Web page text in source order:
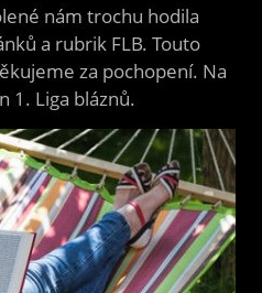
nám trochu hodila
a rubrik FLB. Touto
za pochopení. Na
1. Liga bláznů.